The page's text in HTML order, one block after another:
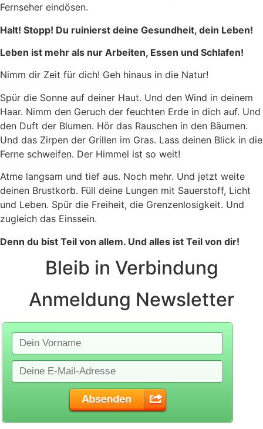
Fernseher eindösen.
Halt! Stopp! Du ruinierst deine Gesundheit, dein Leben!
Leben ist mehr als nur Arbeiten, Essen und Schlafen!
Nimm dir Zeit für dich! Geh hinaus in die Natur!
Spür die Sonne auf deiner Haut. Und den Wind in deinem
Haar. Nimm den Geruch der feuchten Erde in dich auf. Und
den Duft der Blumen. Hör das Rauschen in den Bäumen.
Und das Zirpen der Grillen im Gras. Lass deinen Blick in die
Ferne schweifen. Der Himmel ist so weit!
Atme langsam und tief aus. Noch mehr. Und jetzt weite
deinen Brustkorb. Füll deine Lungen mit Sauerstoff, Licht
und Leben. Spür die Freiheit, die Grenzenlosigkeit. Und
zugleich das Einssein.
Denn du bist Teil von allem. Und alles ist Teil von dir!
Bleib in Verbindung
Anmeldung Newsletter